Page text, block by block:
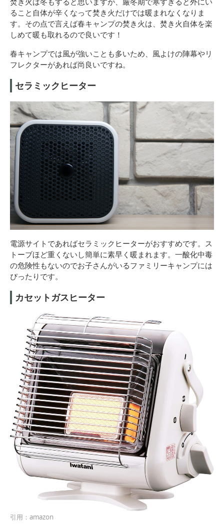
ること自体が辛くなって焚き火だけでは暖まれなくなりま
す。その点で言えば春キャンプの焚き火は、焚き火自体を楽
しめて暖も取れるので良いです！
春キャンプでは風が強いことも多いため、風よけの陣幕やリ
フレクターがあれば尚良いですね。
セラミックヒーター
電源サイトであればセラミックヒーターがおすすめです。ス
トーブほど重くないし簡単に素早く暖まれます。一酸化中毒
の危険性もないのでお子さんがいるファミリーキャンプには
ぴったりです。
カセットガスヒーター
引用：amazon